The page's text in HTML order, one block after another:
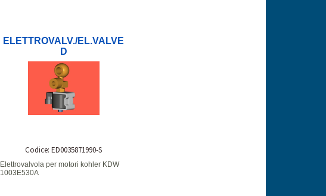
ELETTROVALV./EL.VALVE
D
Codice: ED0035871990-S
Elettrovalvola per motori kohler KDW
1003E530A